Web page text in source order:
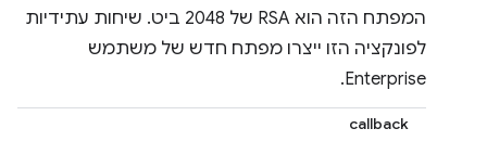
המפתח הזה הוא RSA של 2048 ביט. שיחות עתידיות
לפונקציה הזו ייצרו מפתח חדש של משתמש
Enterprise.
callback